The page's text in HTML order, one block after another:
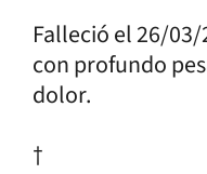
Falleció el 26/
con profundo
dolor.
†